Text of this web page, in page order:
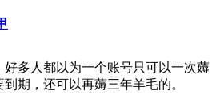
多人都以为一个账号只可以一次薅
期，还可以再薅三年羊毛的。